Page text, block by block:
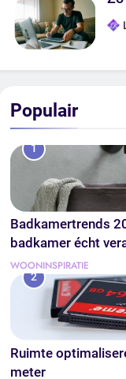
Populair
1
Badkamertrends
badkamer écht
WOONINSPIRATIE
2
Ruimte
meter